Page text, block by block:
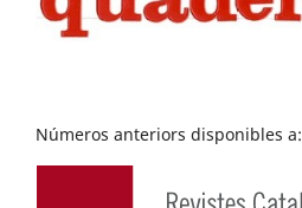
Números anteriors disponibles a: